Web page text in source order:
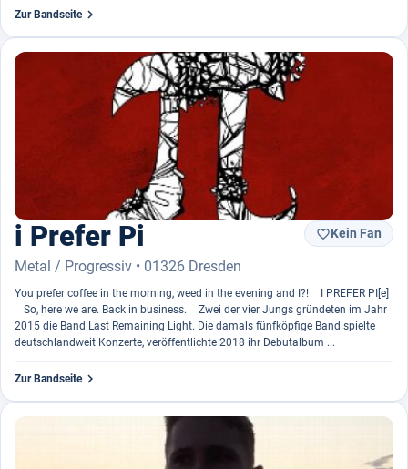
Zur Bandseite
i Prefer Pi
Metal / Progressiv • 01326 Dresden
Kein Fan
You prefer coffee in the morning, weed in the evening and I?! I PREFER PI[e]
So, here we are. Back in business. Zwei der vier Jungs gründeten im Jahr
2015 die Band Last Remaining Light. Die damals fünfköpfige Band spielte
deutschlandweit Konzerte, veröffentlichte 2018 ihr Debutalbum ...
Zur Bandseite